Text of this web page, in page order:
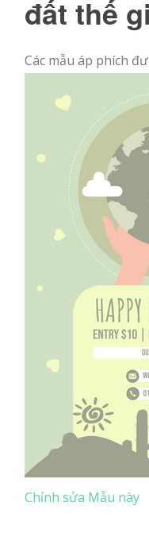
đất thế
Các mẫu áp phích
Chỉnh sửa Mẫu này